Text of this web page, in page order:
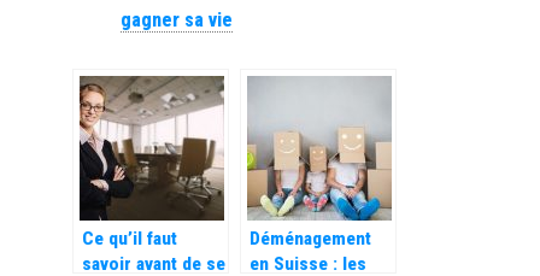
gagner sa vie
Ce qu’il faut
savoir avant de se
Déménagement
en Suisse : les